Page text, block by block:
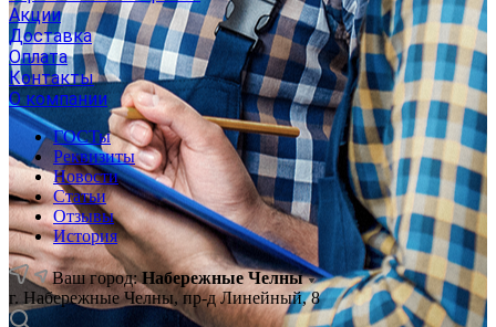
Акции
Доставка
Оплата
Контакты
О компании
ГОСТы
Реквизиты
Новости
Статьи
Отзывы
История
Ваш город:Набережные Челны
г. Набережные Челны, пр-д Линейный, 8